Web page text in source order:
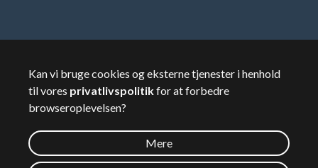
🇸🇪Sverige
©2026Wannasport.dk
Kan vi bruge cookies og eksterne tjenester i henhold
til vores privatlivspolitikfor at forbedre
browseroplevelsen?
Mere